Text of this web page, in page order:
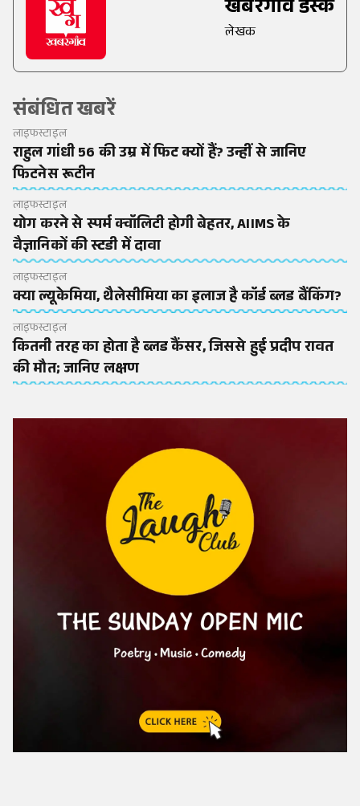
खबरगांव डेस्क
लेखक
संबंधित खबरें
लाइफस्टाइल
राहुल गांधी 56 की उम्र में फिट क्यों हैं? उन्हीं से जानिए
फिटनेस रूटीन
लाइफस्टाइल
योग करने से स्पर्म क्वॉलिटी होगी बेहतर, AIIMS के
वैज्ञानिकों की स्टडी में दावा
लाइफस्टाइल
क्या ल्यूकेमिया, थैलेसीमिया का इलाज है कॉर्ड ब्लड बैंकिंग?
लाइफस्टाइल
कितनी तरह का होता है ब्लड कैंसर, जिससे हुई प्रदीप रावत
की मौत; जानिए लक्षण